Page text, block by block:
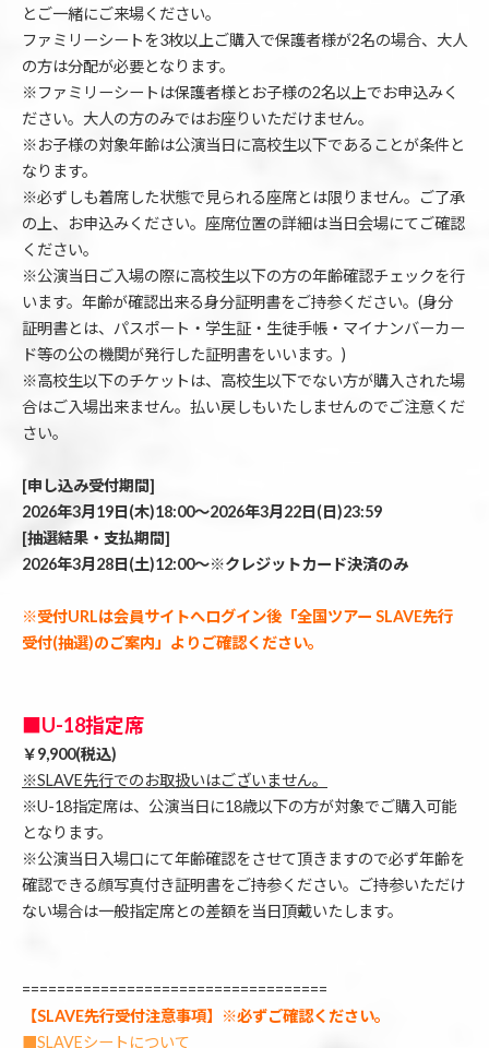
とご一緒にご来場ください。
ファミリーシートを3枚以上ご購入で保護者様が2名の場合、大人
の方は分配が必要となります。
※ファミリーシートは保護者様とお子様の2名以上でお申込みく
ださい。大人の方のみではお座りいただけません。
※お子様の対象年齢は公演当日に高校生以下であることが条件と
なります。
※必ずしも着席した状態で見られる座席とは限りません。ご了承
の上、お申込みください。座席位置の詳細は当日会場にてご確認
ください。
※公演当日ご入場の際に高校生以下の方の年齢確認チェックを行
います。年齢が確認出来る身分証明書をご持参ください。(身分
証明書とは、パスポート・学生証・生徒手帳・マイナンバーカー
ド等の公の機関が発行した証明書をいいます。)
※高校生以下のチケットは、高校生以下でない方が購入された場
合はご入場出来ません。払い戻しもいたしませんのでご注意くだ
さい。
[申し込み受付期間]
2026年3月19日(木)18:00～2026年3月22日(日)23:59
[抽選結果・支払期間]
2026年3月28日(土)12:00～※クレジットカード決済のみ
※受付URLは会員サイトへログイン後「全国ツアー SLAVE先行
受付(抽選)のご案内」よりご確認ください。
■U-18指定席
￥9,900(税込)
※SLAVE先行でのお取扱いはございません。
※U-18指定席は、公演当日に18歳以下の方が対象でご購入可能
となります。
※公演当日入場口にて年齢確認をさせて頂きますので必ず年齢を
確認できる顔写真付き証明書をご持参ください。ご持参いただけ
ない場合は一般指定席との差額を当日頂戴いたします。
===================================
【SLAVE先行受付注意事項】※必ずご確認ください。
■SLAVEシートについて